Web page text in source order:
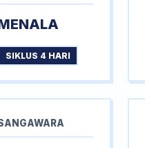
SIKLUS 4 HARI